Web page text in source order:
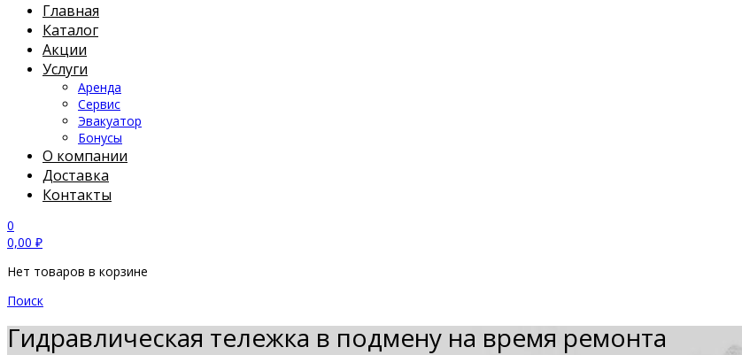
Главная
Каталог
Акции
Услуги
Аренда
Сервис
Эвакуатор
Бонусы
О компании
Доставка
Контакты
0
0,00 ₽
Нет товаров в корзине
Поиск
Гидравлическая тележка в подмену на время ремонта